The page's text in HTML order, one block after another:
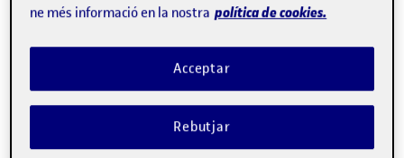
la intel·ligència de negoci i l'analítica de negoci. L'ús de
dels continguts del programa.
de professionals en línia en l'àmbit de la business
ne més informació en la nostra política de cookies.
Rebutjar
Acceptar